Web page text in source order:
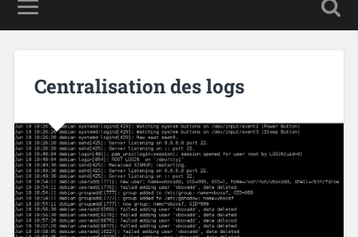
Centralisation des logs